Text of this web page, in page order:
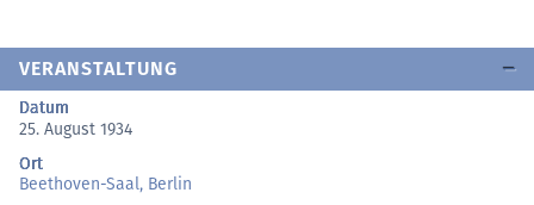
VERANSTALTUNG
Datum
25. August 1934
Ort
Beethoven-Saal, Berlin